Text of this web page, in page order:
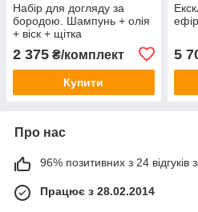
Набір для догляду за
бородою. Шампунь + олія
+ віск + щітка
2 375 ₴/комплект
Купити
5
Про нас
96% позитивних з 24 відгуків
Працює з 28.02.2014